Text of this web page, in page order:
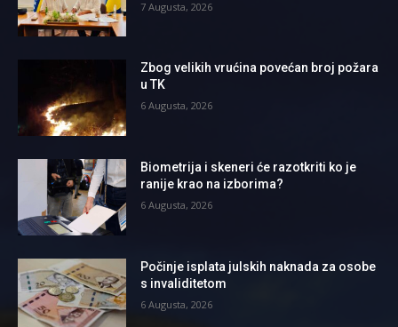
7 Augusta, 2026
Zbog velikih vrućina povećan broj požara
u TK
6 Augusta, 2026
Biometrija i skeneri će razotkriti ko je
ranije krao na izborima?
6 Augusta, 2026
Počinje isplata julskih naknada za osobe
s invaliditetom
6 Augusta, 2026